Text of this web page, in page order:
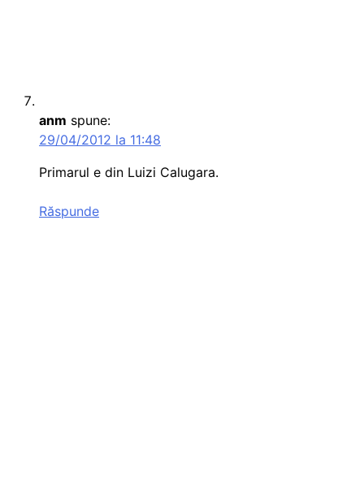
anm spune:
29/04/2012 la 11:48
Primarul e din Luizi Calugara.
Răspunde